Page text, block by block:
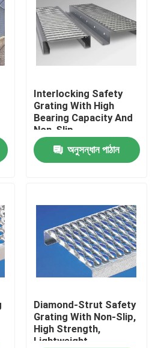
Interlocking Safety
Grating With High
Bearing Capacity And
Non-Slip
অনুসন্ধান পাঠান
Diamond-Strut Safety
Grating With Non-Slip,
High Strength,
Lightweight